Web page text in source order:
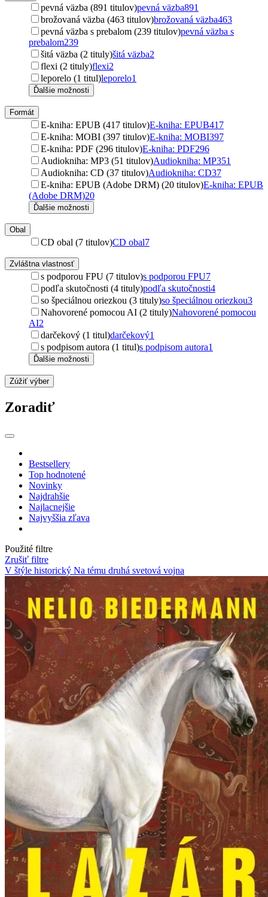
pevná väzba (891 titulov)pevná väzba891
brožovaná väzba (463 titulov)brožovaná väzba463
pevná väzba s prebalom (239 titulov)pevná väzba s
prebalom239
šitá väzba (2 tituly)šitá väzba2
flexi (2 tituly)flexi2
leporelo (1 titul)leporelo1
Ďalšie možnosti
Formát
E-kniha: EPUB (417 titulov)E-kniha: EPUB417
E-kniha: MOBI (397 titulov)E-kniha: MOBI397
E-kniha: PDF (296 titulov)E-kniha: PDF296
Audiokniha: MP3 (51 titulov)Audiokniha: MP351
Audiokniha: CD (37 titulov)Audiokniha: CD37
E-kniha: EPUB (Adobe DRM) (20 titulov)E-kniha: EPUB
(Adobe DRM)20
Ďalšie možnosti
Obal
CD obal (7 titulov)CD obal7
Zvláštna vlastnosť
s podporou FPU (7 titulov)s podporou FPU7
podľa skutočnosti (4 tituly)podľa skutočnosti4
so špeciálnou oriezkou (3 tituly)so špeciálnou oriezkou3
Nahovorené pomocou AI (2 tituly)Nahovorené pomocou
AI2
darčekový (1 titul)darčekový1
s podpisom autora (1 titul)s podpisom autora1
Ďalšie možnosti
Zúžiť výber
Zoradiť
Bestsellery
Top hodnotené
Novinky
Najdrahšie
Najlacnejšie
Najvyššia zľava
Použité filtre
Zrušiť filtre
V štýle historický Na tému druhá svetová vojna